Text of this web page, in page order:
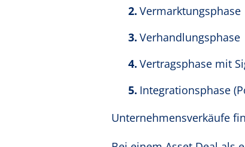
Vermarktungsphase
Verhandlungsphase
Vertragsphase mit
Integrationsphase
Unternehmensverkäufe